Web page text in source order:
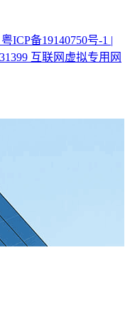
ICP备19140750号-1 |
互联网虚拟专用网